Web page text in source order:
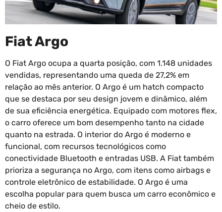
Fiat Argo
O Fiat Argo ocupa a quarta posição, com 1.148 unidades
vendidas, representando uma queda de 27,2% em
relação ao mês anterior. O Argo é um hatch compacto
que se destaca por seu design jovem e dinâmico, além
de sua eficiência energética. Equipado com motores flex,
o carro oferece um bom desempenho tanto na cidade
quanto na estrada. O interior do Argo é moderno e
funcional, com recursos tecnológicos como
conectividade Bluetooth e entradas USB. A Fiat também
prioriza a segurança no Argo, com itens como airbags e
controle eletrônico de estabilidade. O Argo é uma
escolha popular para quem busca um carro econômico e
cheio de estilo.